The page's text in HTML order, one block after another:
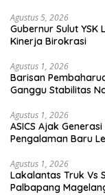
Agustus 5, 2026
Gubernur Sulut YSK Lantik Tiga Pejabat Eselon II, Perkuat
Kinerja Birokrasi
Agustus 1, 2026
Barisan
Ganggu Stabilitas
Agustus 1, 2026
ASICS Ajak
Pengalaman Baru
Agustus 1, 2026
Lakalantas Truk Vs
Palbapang